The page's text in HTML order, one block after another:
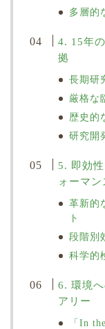
多層的
4. 15年
拠
長期研
厳格な
歴史的
研究開
5. 即効
ォーマン
革新的
ト
段階別
科学的
6. 環境
アリー
「In